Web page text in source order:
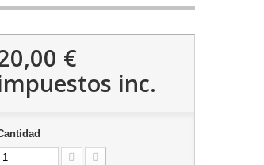
€
inc.